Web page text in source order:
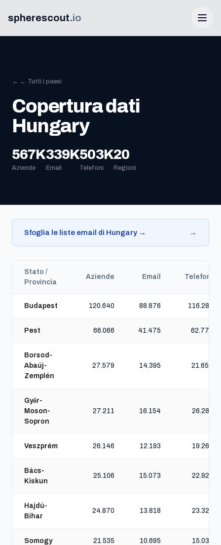
spherescout.io
Accedi
Ottieni 100 lead gratis
← ← Tutti i paesi
Copertura dati
Hungary
567K
Aziende
339K
Email
503K
Telefoni
20
Regioni
Sfoglia le liste email di Hungary → →
Stato /
Provincia
Aziende Email Telefoni
Budapest 120.640 88.876 116.288
Pest 66.066 41.475 62.776
Borsod-
Abaúj-
Zemplén
27.579 14.395 21.654
Győr-
Moson-
Sopron
27.211 16.154 26.281
Veszprém 26.146 12.193 19.260
Bács-
Kiskun
25.106 15.073 22.920
Hajdú-
Bihar
24.870 13.818 23.326
Somogy 21.535 10.695 15.039